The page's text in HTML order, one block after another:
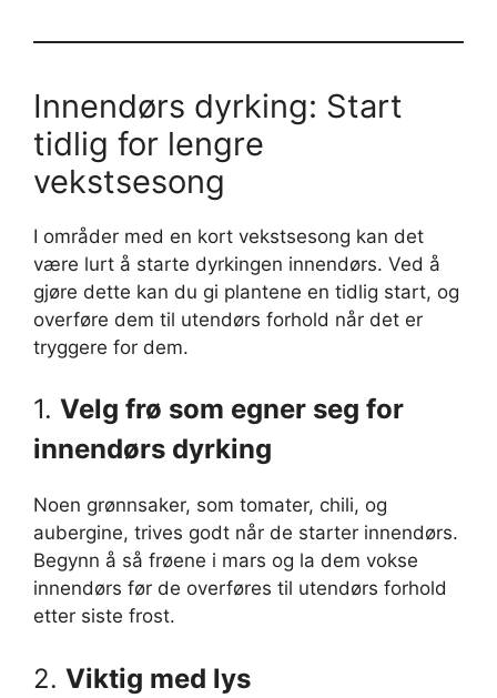
Innendørs dyrking: Start
tidlig for lengre
vekstsesong
I områder med en kort vekstsesong kan det
være lurt å starte dyrkingen innendørs. Ved å
gjøre dette kan du gi plantene en tidlig start, og
overføre dem til utendørs forhold når det er
tryggere for dem.
1. Velg frø som egner seg for
innendørs dyrking
Noen grønnsaker, som tomater, chili, og
aubergine, trives godt når de starter innendørs.
Begynn å så frøene i mars og la dem vokse
innendørs før de overføres til utendørs forhold
etter siste frost.
2. Viktig med lys